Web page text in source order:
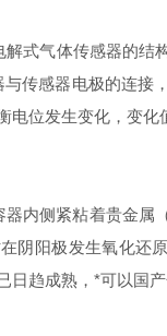
式气体传感器的结
传感器电极的连接
位发生变化，变化
内侧紧粘着贵金属
阴阳极发生氧化还
趋成熟，*可以国产